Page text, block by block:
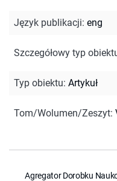
Język publikacji: eng
Szczegółowy typ
Typ obiektu: Artykuł
Tom/Wolumen/Zeszyt:
Agregator Dorobku